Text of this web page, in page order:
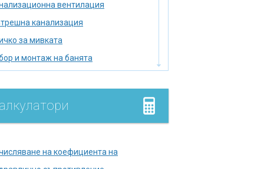
вентилация
канализация
за мивката
и монтаж на банята
вана
на коефициента на